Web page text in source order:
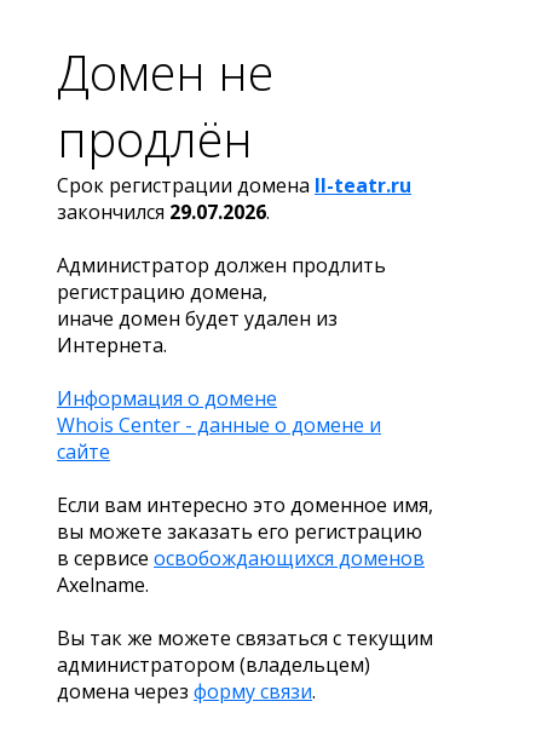
Домен не
продлён
Срок регистрации домена ll-teatr.ru
закончился 29.07.2026.
Администратор должен продлить
регистрацию домена,
иначе домен будет удален из
Интернета.
Информация о домене
Whois Center - данные о домене и
сайте
Если вам интересно это доменное имя,
вы можете заказать его регистрацию
в сервисе освобождающихся доменов
Axelname.
Вы так же можете связаться с текущим
администратором (владельцем)
домена через форму связи.